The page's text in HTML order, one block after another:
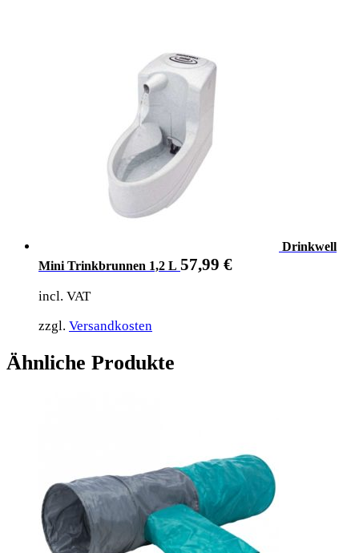
Drinkwell
Mini Trinkbrunnen 1,2 L 57,99 €
incl. VAT
zzgl. Versandkosten
Ähnliche Produkte